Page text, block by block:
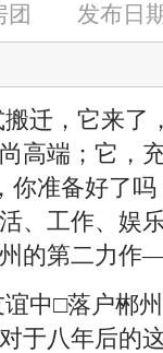
团 发布日
迁，它来了
高端；它，
准备好了吗
、工作、娱
的第二力
中□落户郴
于八年后的